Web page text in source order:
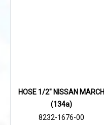
HOSE 1/2" NISSAN MARCH
(134a)
8232-1676-00